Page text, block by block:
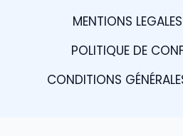
MENTIONS LEGALES
POLITIQUE DE
CONDITIONS